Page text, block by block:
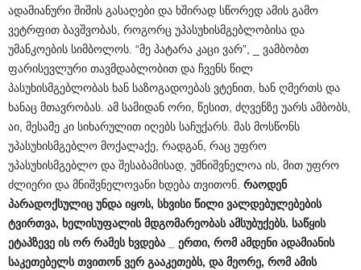
ადამიანური შიშის გასაღები და ხშირად სწორედ ამის გამო
ვეტრფით ბავშვობას, როგორც უპასუხისმგებლობისა და
უმანკოების სიმბოლოს. “მე პატარა კაცი ვარ”, _ ვამბობთ
ფარისევლური თავმდაბლობით და ჩვენს წილ
პასუხისმგებლობას ხან საზოგადოებას ვტენით, ხან ღმერთს და
ხანაც მთავრობას. ამ სამიდან ორი, წესით, ძღვენზე უარს ამბობს,
აი, მესამე კი სიხარულით იღებს საჩუქარს. მას მოსწონს
უპასუხისმგებლო მოქალაქე, რადგან, რაც უფრო
უპასუხისმგებლო და შესაბამისად, უმნიშვნელოა ის, მით უფრო
ძლიერი და მნიშვნელოვანი ხდება თვითონ. რაოდენ
პარადოქსულიც უნდა იყოს, სხვისი წილი ვალდებულებების
ტვირთვა, ხელისუფალის მდგომარეობას ამსუბუქებს. საწყის
ეტაპზევე ის ორ რამეს ხვდება ერთი, რომ ამდენი ადამიანის
საკეთებელს თვითონ ვერ გააკეთებს, და მეორე, რომ ამის